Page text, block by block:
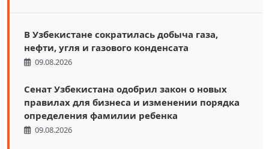
В Узбекистане сократилась добыча газа,
нефти, угля и газового конденсата
09.08.2026
Сенат Узбекистана одобрил закон о новых
правилах для бизнеса и изменении порядка
определения фамилии ребенка
09.08.2026